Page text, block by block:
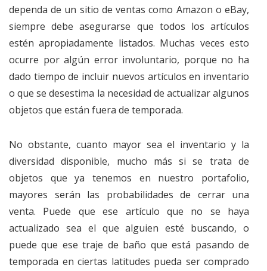
dependa de un sitio de ventas como Amazon o eBay,
siempre debe asegurarse que todos los artículos
estén apropiadamente listados. Muchas veces esto
ocurre por algún error involuntario, porque no ha
dado tiempo de incluir nuevos artículos en inventario
o que se desestima la necesidad de actualizar algunos
objetos que están fuera de temporada.
No obstante, cuanto mayor sea el inventario y la
diversidad disponible, mucho más si se trata de
objetos que ya tenemos en nuestro portafolio,
mayores serán las probabilidades de cerrar una
venta. Puede que ese artículo que no se haya
actualizado sea el que alguien esté buscando, o
puede que ese traje de baño que está pasando de
temporada en ciertas latitudes pueda ser comprado